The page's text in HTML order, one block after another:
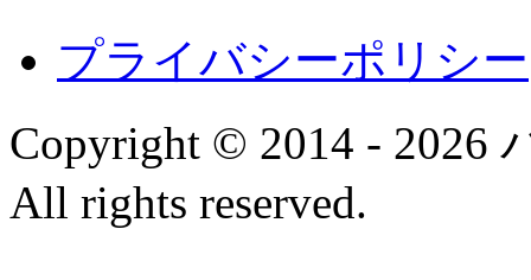
プライバシーポリシー
Copyright © 2014 - 2026
All rights reserved.